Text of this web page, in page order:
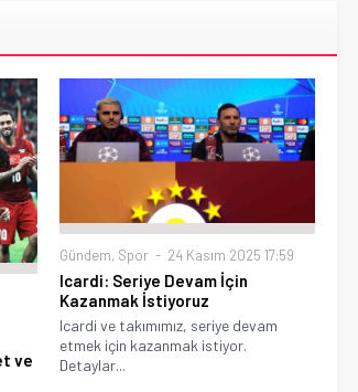
ve
Gündem, Spor 24 Kasım 2025 17:59
Icardi: Seriye Devam İçin
Kazanmak İstiyoruz
Icardi ve takımımız, seriye devam
etmek için kazanmak istiyor.
Detaylar...